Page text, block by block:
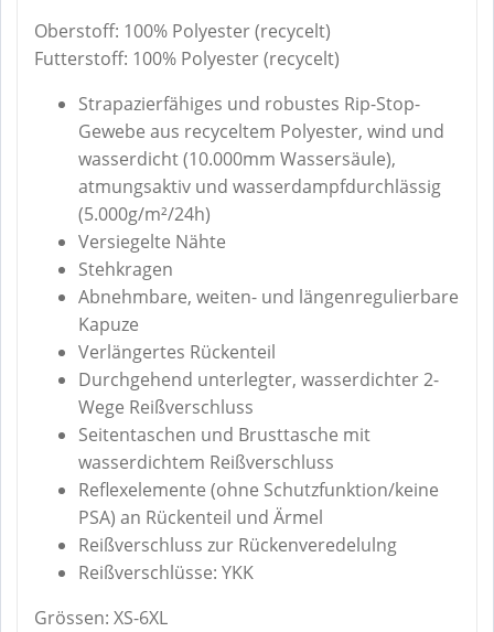
Oberstoff: 100% Polyester (recycelt)
Futterstoff: 100% Polyester (recycelt)
Strapazierfähiges und robustes Rip-Stop-
Gewebe aus recyceltem Polyester, wind und
wasserdicht (10.000mm Wassersäule),
atmungsaktiv und wasserdampfdurchlässig
(5.000g/m²/24h)
Versiegelte Nähte
Stehkragen
Abnehmbare, weiten- und längenregulierbare
Kapuze
Verlängertes Rückenteil
Durchgehend unterlegter, wasserdichter 2-
Wege Reißverschluss
Seitentaschen und Brusttasche mit
wasserdichtem Reißverschluss
Reflexelemente (ohne Schutzfunktion/keine
PSA) an Rückenteil und Ärmel
Reißverschluss zur Rückenveredelulng
Reißverschlüsse: YKK
Grössen: XS-6XL